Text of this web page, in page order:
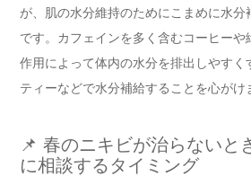
が、肌の水分維持のためにこまめに水分
です。カフェインを多く含むコーヒーや
作用によって体内の水分を排出しやすく
ティーなどで水分補給することを心がけ
📌 春のニキビが治らないと
に相談するタイミング